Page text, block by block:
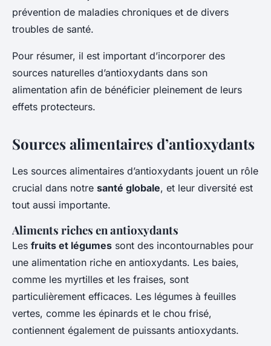
prévention de maladies chroniques et de divers
troubles de santé.
Pour résumer, il est important d’incorporer des
sources naturelles d’antioxydants dans son
alimentation afin de bénéficier pleinement de leurs
effets protecteurs.
Sources alimentaires d’antioxydants
Les sources alimentaires d’antioxydants jouent un rôle
crucial dans notre santé globale, et leur diversité est
tout aussi importante.
Aliments riches en antioxydants
Les fruits et légumes sont des incontournables pour
une alimentation riche en antioxydants. Les baies,
comme les myrtilles et les fraises, sont
particulièrement efficaces. Les légumes à feuilles
vertes, comme les épinards et le chou frisé,
contiennent également de puissants antioxydants.